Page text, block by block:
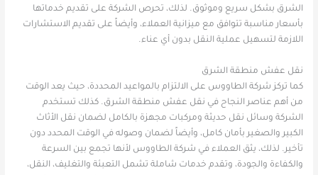
الشرق بشكل سريع وموثوق. لذلك، تحرص الشركة على تقديم خدماتها
بأسعار مناسبة تتوافق مع ميزانية العملاء، وأيضاً على تقديم الاستشارات
اللازمة لتسهيل عملية النقل بدون أي عناء.
نقل عفش منطقة الشرق
كما تركز شركة الطاووس على الالتزام بالمواعيد المحددة، حيث يعد الوقت
من أهم عناصر النجاح في نقل عفش منطقة الشرق. كذلك تستخدم
الشركة وسائل نقل حديثة ومركبات مجهزة بالكامل لضمان نقل الأثاث
الكبير والصغير بأمان كامل، وأيضاً لضمان وصوله في الوقت المحدد دون
تأخير. لذلك، يثق العملاء في شركة الطاووس لأنها تجمع بين السرعة
والكفاءة والجودة، وتقدم خدمات شاملة تشمل التعبئة والتغليف، النقل،